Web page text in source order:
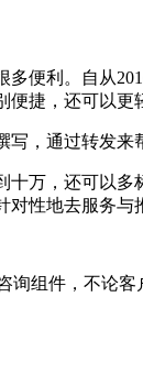
利。自从
捷，还可以更
，通过转发来
万，还可以多
性地去服务与
组件，不论客